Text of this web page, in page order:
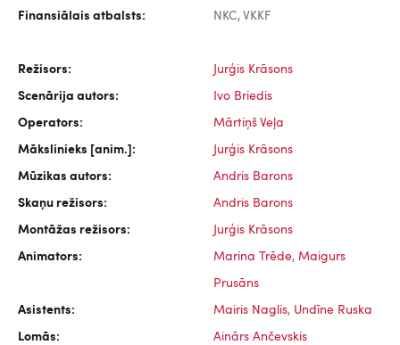
Finansiālais atbalsts: NKC, VKKF
Režisors: Jurģis Krāsons
Scenārija autors: Ivo Briedis
Operators: Mārtiņš Veļa
Mākslinieks [anim.]: Jurģis Krāsons
Mūzikas autors: Andris Barons
Skaņu režisors: Andris Barons
Montāžas režisors: Jurģis Krāsons
Animators: Marina Trēde, Maigurs
Prusāns
Asistents: Mairis Naglis, Undīne Ruska
Lomās: Ainārs Ančevskis